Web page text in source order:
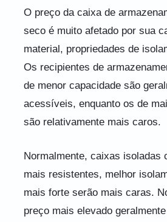
O preço da caixa de
seco é muito afetado por sua
material, propriedades de
Os recipientes de
de menor capacidade são
acessíveis, enquanto os de
são relativamente mais caros.
Normalmente, caixas isoladas
mais resistentes, melhor
mais forte serão mais caras.
preço mais elevado